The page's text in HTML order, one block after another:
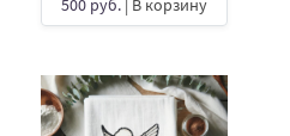
500 руб. | В корзину